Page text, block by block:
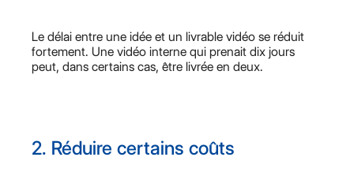
Le délai entre une idée et un livrable vidéo se réduit
fortement. Une vidéo interne qui prenait dix jours
peut, dans certains cas, être livrée en deux.
2. Réduire certains coûts